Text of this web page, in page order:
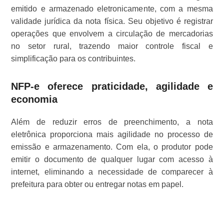
emitido e armazenado eletronicamente, com a mesma
validade jurídica da nota física. Seu objetivo é registrar
operações que envolvem a circulação de mercadorias
no setor rural, trazendo maior controle fiscal e
simplificação para os contribuintes.
NFP-e oferece praticidade, agilidade e
economia
Além de reduzir erros de preenchimento, a nota
eletrônica proporciona mais agilidade no processo de
emissão e armazenamento. Com ela, o produtor pode
emitir o documento de qualquer lugar com acesso à
internet, eliminando a necessidade de comparecer à
prefeitura para obter ou entregar notas em papel.